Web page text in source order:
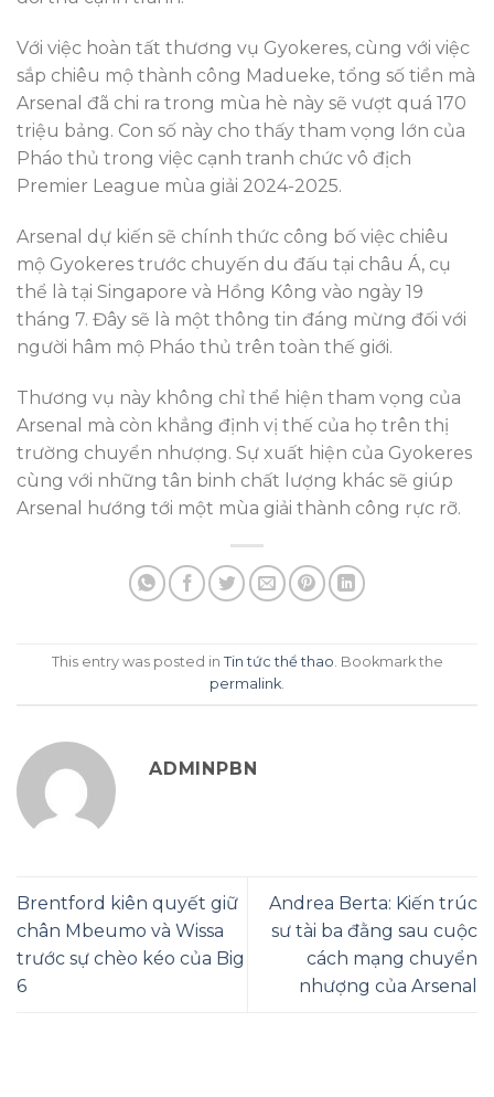
Với việc hoàn tất thương vụ Gyokeres, cùng với việc
sắp chiêu mộ thành công Madueke, tổng số tiền mà
Arsenal đã chi ra trong mùa hè này sẽ vượt quá 170
triệu bảng. Con số này cho thấy tham vọng lớn của
Pháo thủ trong việc cạnh tranh chức vô địch
Premier League mùa giải 2024-2025.
Arsenal dự kiến sẽ chính thức công bố việc chiêu
mộ Gyokeres trước chuyến du đấu tại châu Á, cụ
thể là tại Singapore và Hồng Kông vào ngày 19
tháng 7. Đây sẽ là một thông tin đáng mừng đối với
người hâm mộ Pháo thủ trên toàn thế giới.
Thương vụ này không chỉ thể hiện tham vọng của
Arsenal mà còn khẳng định vị thế của họ trên thị
trường chuyển nhượng. Sự xuất hiện của Gyokeres
cùng với những tân binh chất lượng khác sẽ giúp
Arsenal hướng tới một mùa giải thành công rực rỡ.
This entry was posted in Tin tức thể thao . Bookmark the
permalink
ADMINPBN
Brentford kiên quyết giữ
chân Mbeumo và Wissa
trước sự chèo kéo của Big
6
Andrea Berta: Kiến trúc
sư tài ba đằng sau cuộc
cách mạng chuyển
nhượng của Arsenal